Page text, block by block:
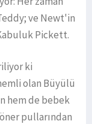
ve Newt'in
Pickett.
ki
olan Büyülü
hem de bebek
pullarından